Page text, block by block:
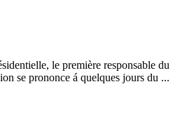
le première responsable du
se prononce á quelques jours du ...